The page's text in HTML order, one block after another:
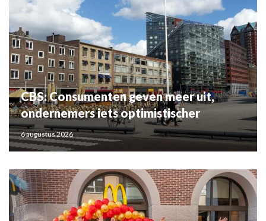
CBS: Consumenten geven meer uit,
ondernemers iets optimistischer
6 augustus 2026